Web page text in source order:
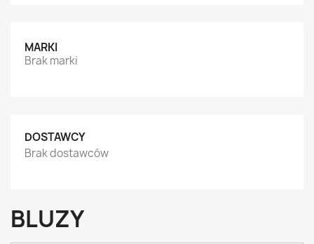
MARKI
Brak marki
DOSTAWCY
Brak dostawców
BLUZY